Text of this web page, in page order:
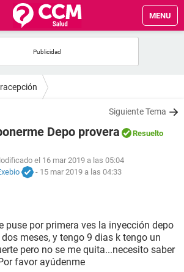
MENU
Siguiente Tema
Depo provera Resuelto
el 16 mar 2019 a las 05:04
- 15 mar 2019 a las 04:33
puse por primera ves la inyección depo
meses, y tengo 9 dias k tengo un
pero no se me quita...necesito saber
favor ayúdenme